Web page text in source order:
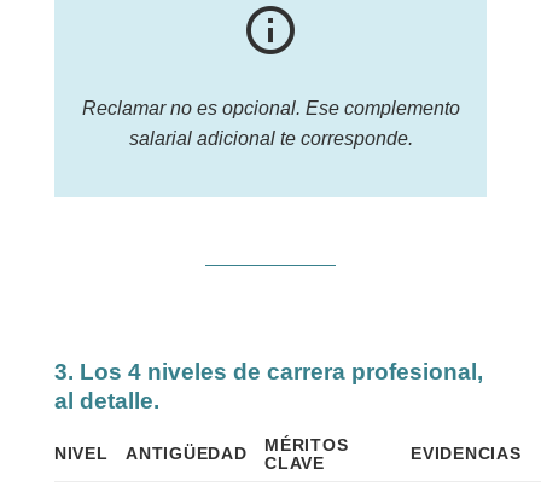
info_outline
Reclamar no es opcional. Ese complemento
salarial adicional te corresponde.
3. Los 4 niveles de carrera profesional,
al detalle.
NIVEL ANTIGÜEDAD
MÉRITOS
CLAVE
EVIDENCIAS